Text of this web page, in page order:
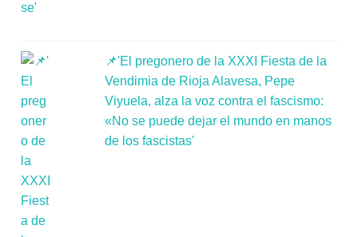
📌'El pregonero de la XXXI Fiesta de la
Vendimia de Rioja Alavesa, Pepe
Viyuela, alza la voz contra el fascismo:
«No se puede dejar el mundo en manos
de los fascistas'